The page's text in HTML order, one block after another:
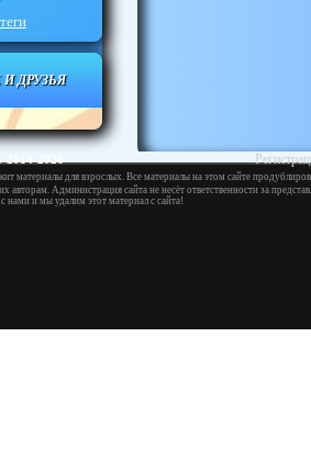
ДРУЗЬЯ
материалы для взрослых. Все материалы на этом сайте
авторам. Администрация сайта не несёт ответственности за
нами и мы удалим этот материал с сайта!